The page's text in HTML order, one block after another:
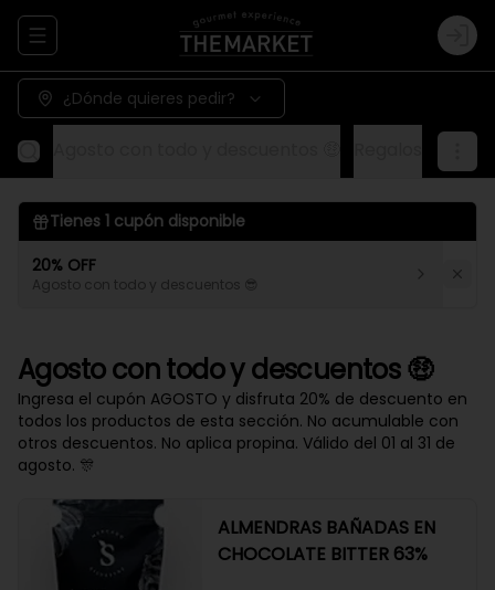
Abrir menu de navegación Login
¿Dónde quieres pedir?
Tienes 1 cupón disponible
20% OFF
Agosto con todo y descuentos 😎
Agosto con todo y descuentos 🤑
Ingresa el cupón AGOSTO y disfruta 20% de descuento en
todos los productos de esta sección. No acumulable con
otros descuentos. No aplica propina. Válido del 01 al 31 de
agosto. 🎊
ALMENDRAS BAÑADAS EN
CHOCOLATE BITTER 63%